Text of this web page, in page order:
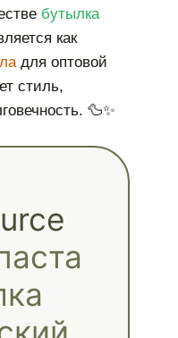
бутылка
как
для оптовой
стиль,
🦆✨